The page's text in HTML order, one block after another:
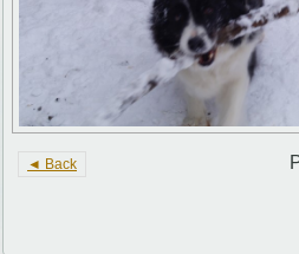
◄ Back